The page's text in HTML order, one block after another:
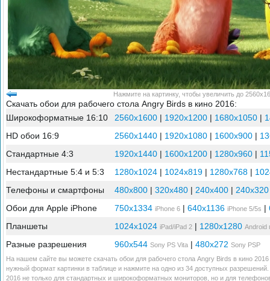
Нажмите на картинку, чтобы увеличить до
Скачать обои для рабочего стола Angry Birds в кино 2016:
Широкоформатные 16:10
2560x1600 | 1920x1200 | 1680x1050 |
HD обои 16:9
2560x1440 | 1920x1080 | 1600x900 |
Стандартные 4:3
1920x1440 | 1600x1200 | 1280x960 |
Нестандартные 5:4 и 5:3
1280x1024 | 1024x819 | 1280x768 |
Телефоны и смартфоны
480x800 | 320x480 | 240x400 | 240x320
Обои для Apple iPhone
750x1334 iPhone 6 | 640x1136 iPhone 5/5s |
Планшеты
1024x1024 iPad/iPad 2 | 1280x1280 Android
Разные разрешения 960x544 Sony PS Vita | 480x272 Sony PSP
На нашем сайте вы можете скачать обои для рабочего стола Angry Birds в кино
нужный формат картинки в таблице и нажмите на одно из 34 доступных
2016 не только для стандартных и широкоформатных мониторов, но и для